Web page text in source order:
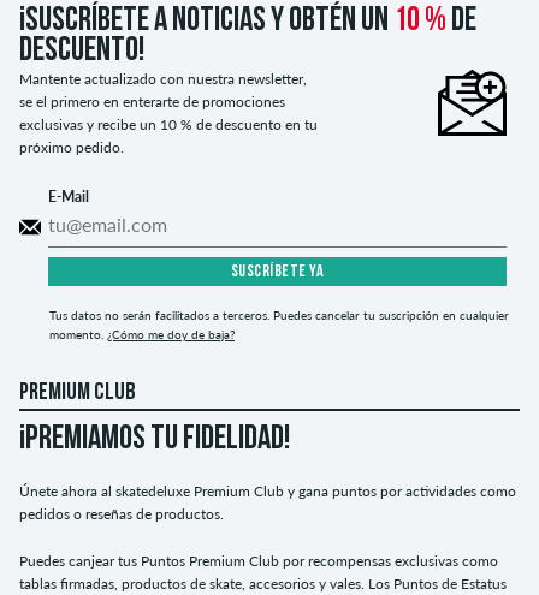
¡Suscríbete a noticias y obtén un 10 % de
descuento!
Mantente actualizado con nuestra newsletter,
se el primero en enterarte de promociones
exclusivas y recibe un 10 % de descuento en tu
próximo pedido.
E-Mail
SUSCRÍBETE YA
Tus datos no serán facilitados a terceros. Puedes cancelar tu suscripción en cualquier
momento. ¿Cómo me doy de baja?
PREMIUM CLUB
¡PREMIAMOS TU FIDELIDAD!
Únete ahora al skatedeluxe Premium Club y gana puntos por actividades como
pedidos o reseñas de productos.
Puedes canjear tus Puntos Premium Club por recompensas exclusivas como
tablas firmadas, productos de skate, accesorios y vales. Los Puntos de Estatus